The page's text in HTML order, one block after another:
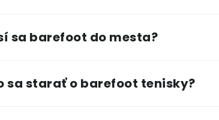
sa barefoot do mesta?
sa starať o barefoot tenisky?